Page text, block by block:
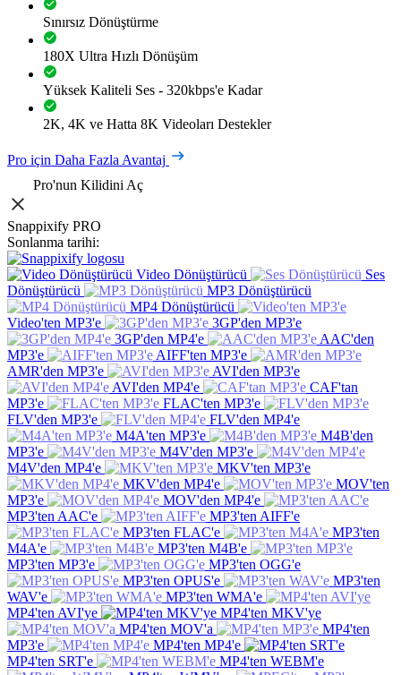
Sınırsız Dönüştürme
180X Ultra Hızlı Dönüşüm
Yüksek Kaliteli Ses - 320kbps'e Kadar
2K, 4K ve Hatta 8K Videoları Destekler
Pro için Daha Fazla Avantaj
Pro'nun Kilidini Aç
Snappixify PRO
Sonlanma tarihi:
Video Dönüştürücü
Ses
Dönüştürücü
MP3 Dönüştürücü
MP4 Dönüştürücü
Video'ten MP3'e
3GP'den MP3'e
3GP'den MP4'e
AAC'den
MP3'e
AIFF'ten MP3'e
AMR'den MP3'e
AVI'den MP3'e
AVI'den MP4'e
CAF'tan
MP3'e
FLAC'ten MP3'e
FLV'den MP3'e
FLV'den MP4'e
M4A'ten MP3'e
M4B'den
MP3'e
M4V'den MP3'e
M4V'den MP4'e
MKV'ten MP3'e
MKV'den MP4'e
MOV'ten
MP3'e
MOV'den MP4'e
MP3'ten AAC'e
MP3'ten AIFF'e
MP3'ten FLAC'e
MP3'ten
M4A'e
MP3'ten M4B'e
MP3'ten MP3'e
MP3'ten OGG'e
MP3'ten OPUS'e
MP3'ten
WAV'e
MP3'ten WMA'e
MP4'ten AVI'ye
MP4'ten MKV'ye
MP4'ten MOV'a
MP4'ten
MP3'e
MP4'ten MP4'e
MP4'ten SRT'e
MP4'ten WEBM'e